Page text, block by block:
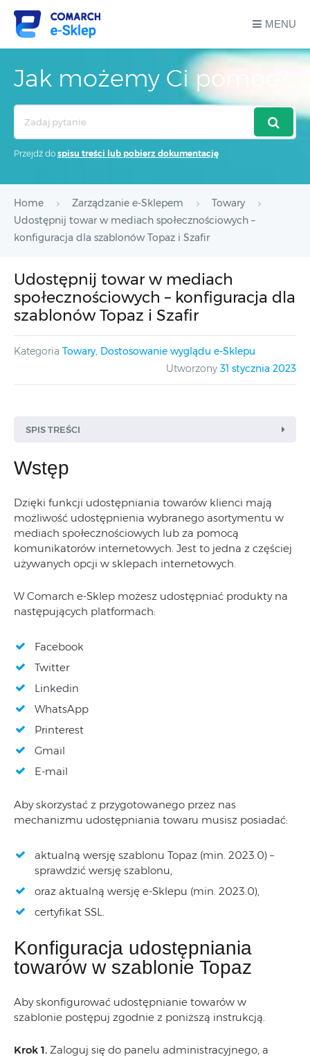
MENU
Jak możemy Ci pomóc?
Przejdź do spisu treści lub pobierz dokumentację
Home Zarządzanie e-Sklepem
Towary
Udostępnij towar w mediach społecznościowych –
konfiguracja dla szablonów Topaz i Szafir
Udostępnij towar w mediach
społecznościowych – konfiguracja dla
szablonów Topaz i Szafir
Kategoria Towary, Dostosowanie wyglądu e-Sklepu
Utworzony 31 stycznia 2023
SPIS TREŚCI
Wstęp
Dzięki funkcji udostępniania towarów klienci mają
możliwość udostępnienia wybranego asortymentu w
mediach społecznościowych lub za pomocą
komunikatorów internetowych. Jest to jedna z częściej
używanych opcji w sklepach internetowych.
W Comarch e-Sklep możesz udostępniać produkty na
następujących platformach:
Facebook
Twitter
Linkedin
WhatsApp
Printerest
Gmail
E-mail
Aby skorzystać z przygotowanego przez nas
mechanizmu udostępniania towaru musisz posiadać:
aktualną wersję szablonu Topaz (min. 2023.0) –
sprawdzić wersję szablonu,
oraz aktualną wersję e-Sklepu (min. 2023.0),
certyfikat SSL.
Konfiguracja udostępniania
towarów w szablonie Topaz
Aby skonfigurować udostępnianie towarów w
szablonie postępuj zgodnie z poniższą instrukcją.
Krok 1. Zaloguj się do panelu administracyjnego, a